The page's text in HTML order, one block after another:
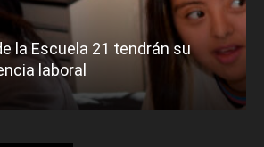
la Escuela 21 tendrán su
laboral